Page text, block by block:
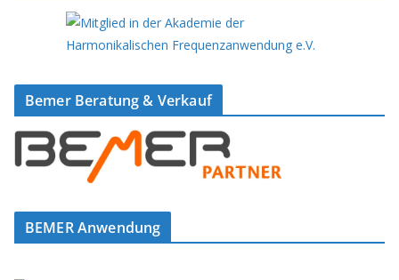
Bemer Beratung & Verkauf
BEMER Anwendung